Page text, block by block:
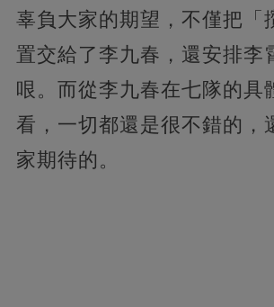
辜負大家的期望，不僅把「
置交給了李九春，還安排李
哏。而從李九春在七隊的具
看，一切都還是很不錯的，
家期待的。